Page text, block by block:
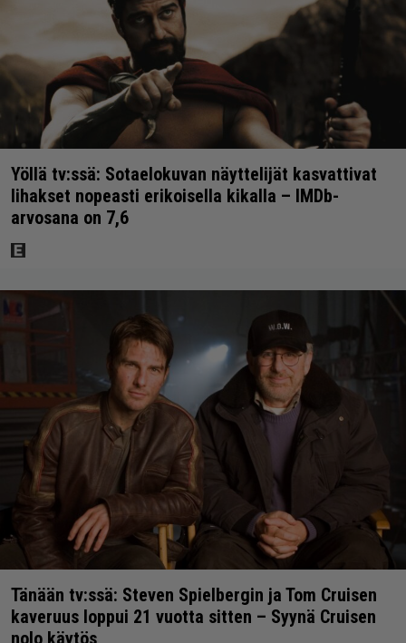
Yöllä tv:ssä: Sotaelokuvan näyttelijät kasvattivat
lihakset nopeasti erikoisella kikalla – IMDb-
arvosana on 7,6
Tänään tv:ssä: Steven Spielbergin ja Tom Cruisen
kaveruus loppui 21 vuotta sitten – Syynä Cruisen